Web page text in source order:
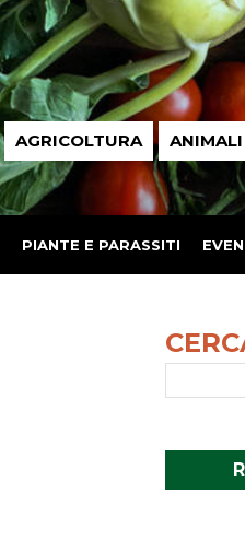
AGRICOLTURA ANIMALI
PIANTE E PARASSITI